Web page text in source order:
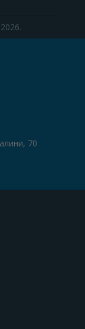
70